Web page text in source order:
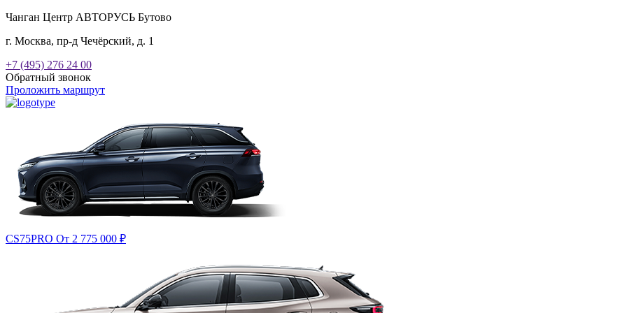
Чанган Центр АВТОРУСЬ Бутово
г. Москва, пр-д Чечёрский, д. 1
+7 (495) 276 24 00
Обратный звонок
Проложить маршрут
CS75PRO От 2 775 000 ₽